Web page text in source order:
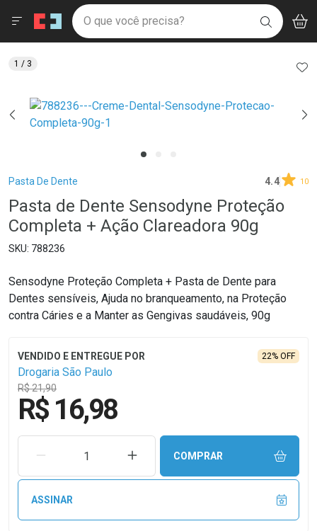
Drogaria São Paulo
Ir direto para a home
pela página
Ir direto para o conteúdo
Ir direto para a busca
Ir direto para a conta
Ir direto para a notificações
Ir direto para o carrinho
Ir direto para o menu
Faça a sua busca
O que você precisa? BUSCAR
Menu
Breadcrumb
Pasta De Dente 4.4 10
Pasta de Dente Sensodyne Proteção
Completa + Ação Clareadora 90g
788236
Sensodyne Proteção Completa + Pasta de Dente para
Dentes sensíveis, Ajuda no branqueamento, na Proteção
contra Cáries e a Manter as Gengivas saudáveis, 90g
Drogaria São Paulo
R$ 21,90
22% OFF
R$ 16,98
REMOVER UMA UNIDADEAUMENTAR UMA UNIDADE
COMPRAR
ASSINAR
1 / 3